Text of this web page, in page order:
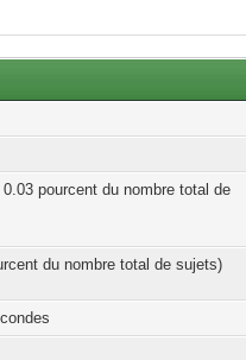
pourcent du nombre total de
du nombre total de sujets)